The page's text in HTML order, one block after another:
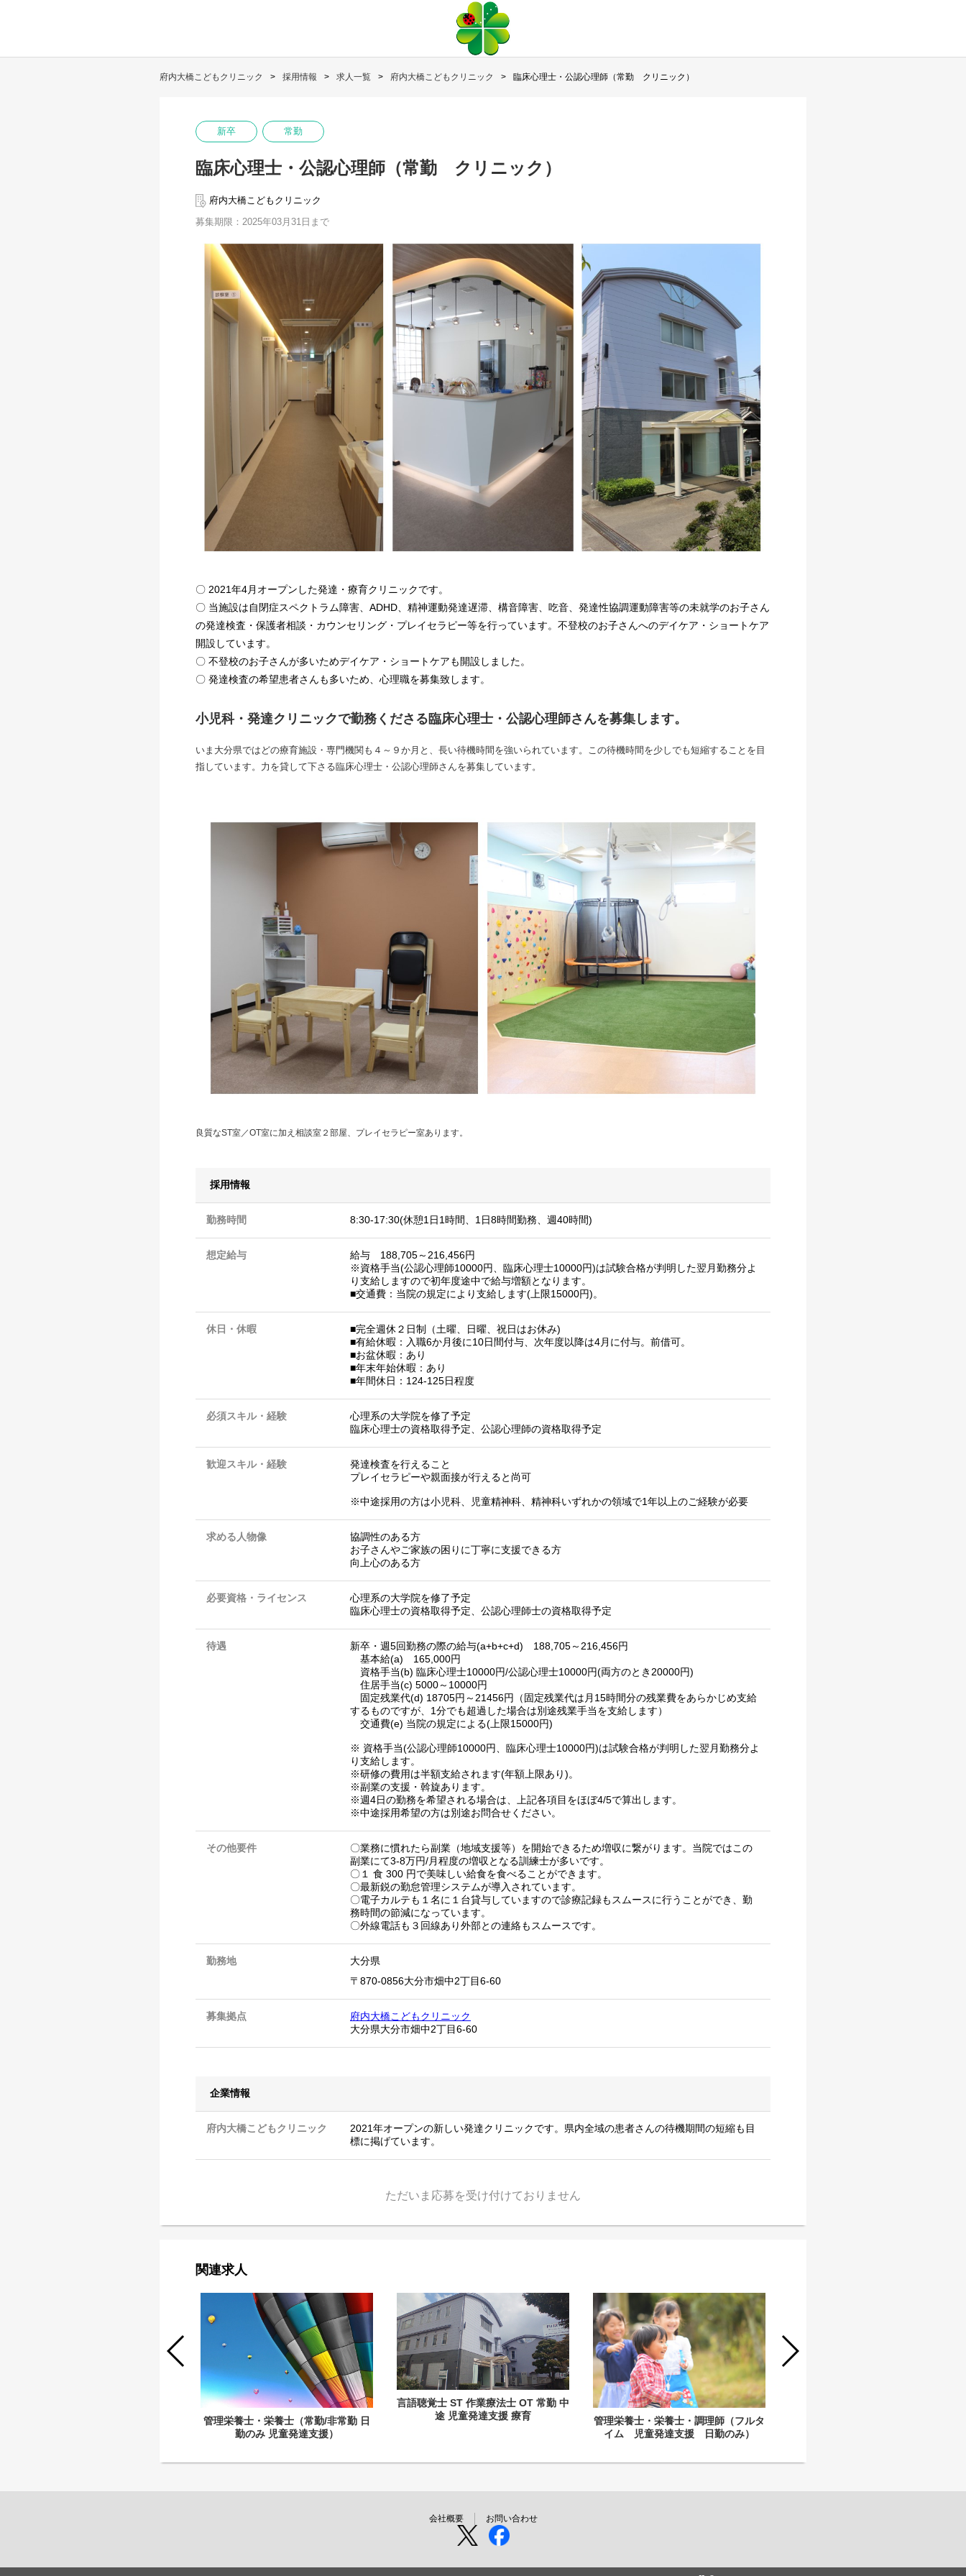
府内大橋こどもクリニック 採用情報 求人一覧 府内大橋こどもクリニック 臨床心理士・公認心理師（常勤 クリニック）
新卒 常勤
臨床心理士・公認心理師（常勤 クリニック）
府内大橋こどもクリニック
募集期限：2025年03月31日まで
〇 2021年4月オープンした発達・療育クリニックです。
〇 当施設は自閉症スペクトラム障害、ADHD、精神運動発達遅滞、構音障害、吃音、発達性協調運動障害等の未就学のお子さん
の発達検査・保護者相談・カウンセリング・プレイセラピー等を行っています。不登校のお子さんへのデイケア・ショートケア
開設しています。
〇 不登校のお子さんが多いためデイケア・ショートケアも開設しました。
〇 発達検査の希望患者さんも多いため、心理職を募集致します。
小児科・発達クリニックで勤務くださる臨床心理士・公認心理師さんを募集します。
いま大分県ではどの療育施設・専門機関も４～９か月と、長い待機時間を強いられています。この待機時間を少しでも短縮することを目
指しています。力を貸して下さる臨床心理士・公認心理師さんを募集しています。
良質なST室／OT室に加え相談室２部屋、プレイセラピー室あります。
採用情報
勤務時間 8:30-17:30(休憩1日1時間、1日8時間勤務、週40時間)
想定給与
給与 188,705～216,456円
※資格手当(公認心理師10000円、臨床心理士10000円)は試験合格が判明した翌月勤務分よ
り支給しますので初年度途中で給与増額となります。
■交通費：当院の規定により支給します(上限15000円)。
休日・休暇
■完全週休２日制（土曜、日曜、祝日はお休み)
■有給休暇：入職6か月後に10日間付与、次年度以降は4月に付与。前借可。
■お盆休暇：あり
■年末年始休暇：あり
■年間休日：124-125日程度
必須スキル・経験
心理系の大学院を修了予定
臨床心理士の資格取得予定、公認心理師の資格取得予定
歓迎スキル・経験
発達検査を行えること
プレイセラピーや親面接が行えると尚可
※中途採用の方は小児科、児童精神科、精神科いずれかの領域で1年以上のご経験が必要
求める人物像
協調性のある方
お子さんやご家族の困りに丁寧に支援できる方
向上心のある方
必要資格・ライセンス
心理系の大学院を修了予定
臨床心理士の資格取得予定、公認心理師士の資格取得予定
待遇
新卒・週5回勤務の際の給与(a+b+c+d) 188,705～216,456円
基本給(a) 165,000円
資格手当(b) 臨床心理士10000円/公認心理士10000円(両方のとき20000円)
住居手当(c) 5000～10000円
固定残業代(d) 18705円～21456円（固定残業代は月15時間分の残業費をあらかじめ支給
するものですが、1分でも超過した場合は別途残業手当を支給します）
交通費(e) 当院の規定による(上限15000円)
※ 資格手当(公認心理師10000円、臨床心理士10000円)は試験合格が判明した翌月勤務分よ
り支給します。
※研修の費用は半額支給されます(年額上限あり)。
※副業の支援・斡旋あります。
※週4日の勤務を希望される場合は、上記各項目をほぼ4/5で算出します。
※中途採用希望の方は別途お問合せください。
その他要件
〇業務に慣れたら副業（地域支援等）を開始できるため増収に繋がります。当院ではこの
副業にて3-8万円/月程度の増収となる訓練士が多いです。
〇１ 食 300 円で美味しい給食を食べることができます。
〇最新鋭の勤怠管理システムが導入されています。
〇電子カルテも１名に１台貸与していますので診療記録もスムースに行うことができ、勤
務時間の節減になっています。
〇外線電話も３回線あり外部との連絡もスムースです。
勤務地
大分県
〒870-0856大分市畑中2丁目6-60
募集拠点
府内大橋こどもクリニック
大分県大分市畑中2丁目6-60
企業情報
府内大橋こどもクリニック
2021年オープンの新しい発達クリニックです。県内全域の患者さんの待機期間の短縮も目
標に掲げています。
ただいま応募を受け付けておりません
関連求人
管理栄養士・栄養士（常勤/非常勤 日
勤のみ 児童発達支援）
言語聴覚士 ST 作業療法士 OT 常勤 中
途 児童発達支援 療育
管理栄養士・栄養士・調理師（フルタ
イム 児童発達支援 日勤のみ）
会社概要 お問い合わせ